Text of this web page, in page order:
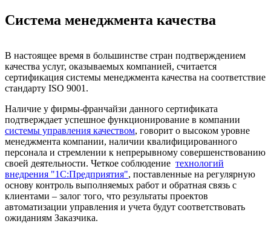
Система менеджмента качества
В настоящее время в большинстве стран подтверждением
качества услуг, оказываемых компанией, считается
сертификация системы менеджмента качества на соответствие
стандарту ISO 9001.
Наличие у фирмы-франчайзи данного сертификата
подтверждает успешное функционирование в компании
системы управления качеством, говорит о высоком уровне
менеджмента компании, наличии квалифицированного
персонала и стремлении к непрерывному совершенствованию
своей деятельности. Четкое соблюдение технологий
внедрения "1С:Предприятия", поставленные на регулярную
основу контроль выполняемых работ и обратная связь с
клиентами – залог того, что результаты проектов
автоматизации управления и учета будут соответствовать
ожиданиям Заказчика.